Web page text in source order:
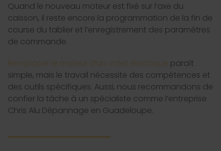
Quand le nouveau moteur est fixé sur l’axe du
caisson, il reste encore la programmation de la fin de
course du tablier et l’enregistrement des paramètres
de commande.
Remplacer le moteur d’un volet électrique paraît
simple, mais le travail nécessite des compétences et
des outils spécifiques. Aussi, nous recommandons de
confier la tâche à un spécialiste comme l’entreprise
Chris Alu Dépannage en Guadeloupe.